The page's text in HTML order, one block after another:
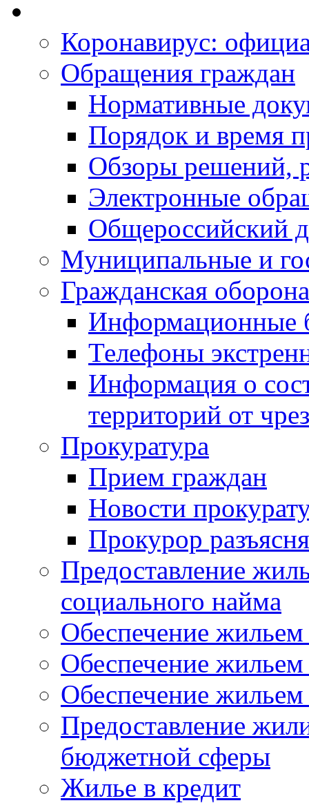
Коронавирус:
Обращения граждан
Нормативные
Порядок и время
Обзоры решений,
Электронные
Общероссийский
Муниципальные и
Гражданская
Информационные
Телефоны
Информация о
территорий от
Прокуратура
Прием граждан
Новости
Прокурор
Предоставление
социального найма
Обеспечение
Обеспечение
Обеспечение жильем
Предоставление
бюджетной сферы
Жилье в кредит